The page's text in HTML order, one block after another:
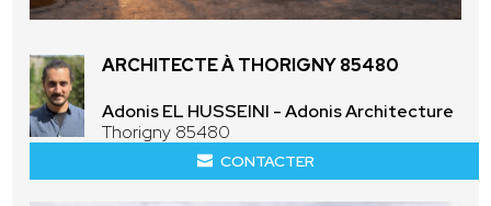
ARCHITECTE À THORIGNY 85480
Adonis EL HUSSEINI - Adonis Architecture
Thorigny 85480
CONTACTER